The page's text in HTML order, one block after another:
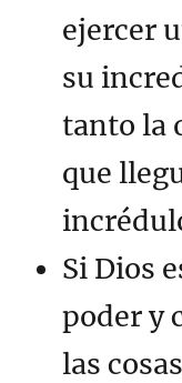
ejercer
su
tanto la
que
Si Dios
poder y
las